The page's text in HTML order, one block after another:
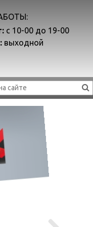
с 10-00 до 19-00
выходной